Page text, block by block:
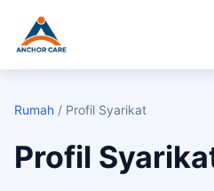
Rumah / Profil Syarikat
Profil